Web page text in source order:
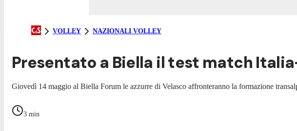
VOLLEY NAZIONALI VOLLEY
Presentato a Biella il test match
Giovedì 14 maggio al Biella Forum le azzurre di Velasco affronteranno la formazione
3 min